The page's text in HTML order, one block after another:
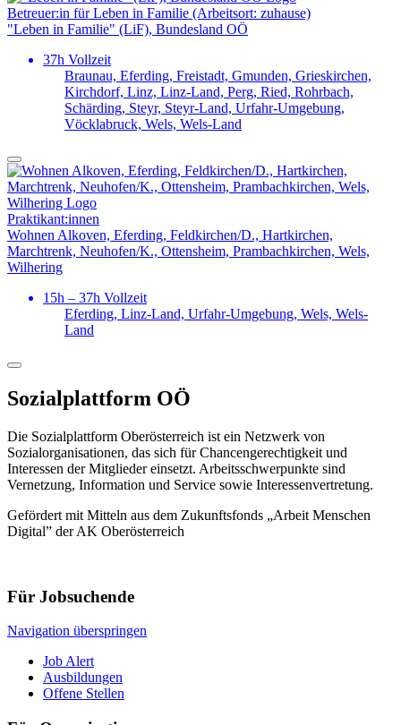
Betreuer:in für Leben in Familie (Arbeitsort: zuhause)
"Leben in Familie" (LiF), Bundesland OÖ
37h Vollzeit
Braunau, Eferding, Freistadt, Gmunden, Grieskirchen,
Kirchdorf, Linz, Linz-Land, Perg, Ried, Rohrbach,
Schärding, Steyr, Steyr-Land, Urfahr-Umgebung,
Vöcklabruck, Wels, Wels-Land
Praktikant:innen
Wohnen Alkoven, Eferding, Feldkirchen/D., Hartkirchen,
Marchtrenk, Neuhofen/K., Ottensheim, Prambachkirchen, Wels,
Wilhering
15h – 37h Vollzeit
Eferding, Linz-Land, Urfahr-Umgebung, Wels, Wels-
Land
Sozialplattform OÖ
Die Sozialplattform Oberösterreich ist ein Netzwerk von
Sozialorganisationen, das sich für Chancengerechtigkeit und
Interessen der Mitglieder einsetzt. Arbeitsschwerpunkte sind
Vernetzung, Information und Service sowie Interessenvertretung.
Gefördert mit Mitteln aus dem Zukunftsfonds „Arbeit Menschen
Digital” der AK Oberösterreich
Für Jobsuchende
Navigation überspringen
Job Alert
Ausbildungen
Offene Stellen